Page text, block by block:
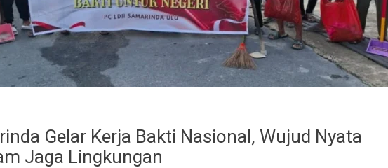
Gelar Kerja Bakti Nasional, Wujud Nyata
Jaga Lingkungan